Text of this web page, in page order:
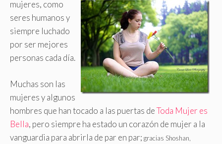
mujeres, como
seres humanos y
siempre luchado
por ser mejores
personas cada día.
Muchas son las
mujeres y algunos
hombres que han tocado a las puertas deToda Mujer es
Bella, pero siempre ha estado un corazón de mujer a la
vanguardia para abrirla de par en par; gracias Shoshan,